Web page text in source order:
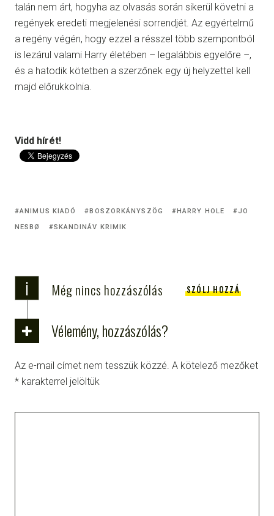
talán nem árt, hogyha az olvasás során sikerül követni a
regények eredeti megjelenési sorrendjét. Az egyértelmű
a regény végén, hogy ezzel a résszel több szempontból
is lezárul valami Harry életében – legalábbis egyelőre –,
és a hatodik kötetben a szerzőnek egy új helyzettel kell
majd előrukkolnia.
Vidd hírét!
ANIMUS KIADÓ BOSZORKÁNYSZÖG HARRY HOLE
JO
NESBØ
SKANDINÁV KRIMIK
i Még nincs hozzászólás SZÓLJ HOZZÁ
Vélemény, hozzászólás?
Az e-mail címet nem tesszük közzé. A kötelező mezőket
* karakterrel jelöltük